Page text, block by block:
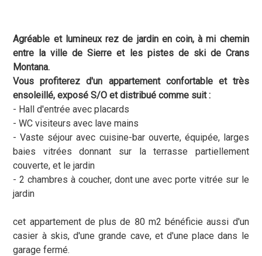
Agréable et lumineux rez de jardin en coin, à mi chemin
entre la ville de Sierre et les pistes de ski de Crans
Montana.
Vous profiterez d'un appartement confortable et très
ensoleillé, exposé S/O et distribué comme suit :
- Hall d'entrée avec placards
- WC visiteurs avec lave mains
- Vaste séjour avec cuisine-bar ouverte, équipée, larges
baies vitrées donnant sur la terrasse partiellement
couverte, et le jardin
- 2 chambres à coucher, dont une avec porte vitrée sur le
jardin
cet appartement de plus de 80 m2 bénéficie aussi d'un
casier à skis, d'une grande cave, et d'une place dans le
garage fermé.